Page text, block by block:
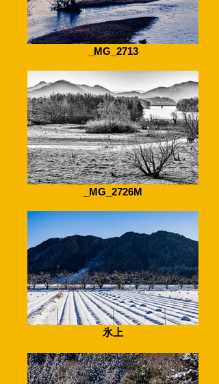
_MG_2713
_MG_2726M
氷上